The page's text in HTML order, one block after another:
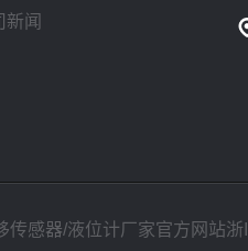
新闻
传感器/液位计厂家官方网站浙